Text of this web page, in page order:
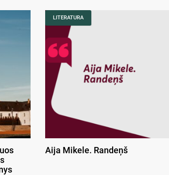
LITERATURA
Aija Mikele. Randeņš